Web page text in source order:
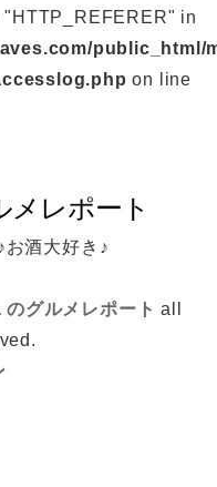
in
public_html/
on line
お酒大好き♪
のグルメレポート all